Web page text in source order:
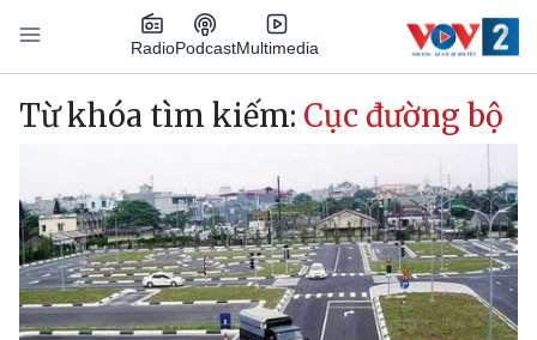
Nhảy đến nội dung
RadioPodcastMultimedia
Main navigation
Từ khóa tìm kiếm: Cục đường bộ